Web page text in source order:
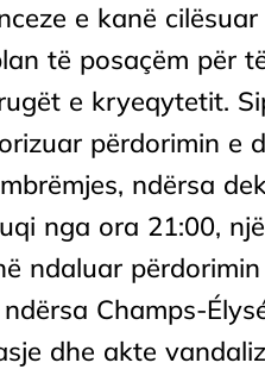
e kanë
të posaçëm për
e kryeqytetit.
përdorimin e
ndërsa
nga ora 21:00,
ndaluar
Champs-
dhe akte